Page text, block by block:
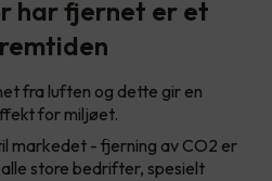
har fjernet er et
fra luften og dette gir en
for miljøet.
markedet - fjerning av CO2 er
store bedrifter, spesielt